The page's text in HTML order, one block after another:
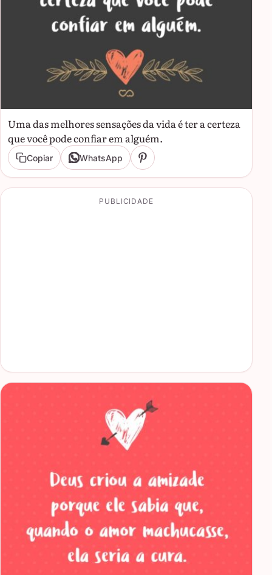
Uma das melhores sensações da vida é ter a certeza
que você pode confiar em alguém.
Copiar WhatsApp
PUBLICIDADE